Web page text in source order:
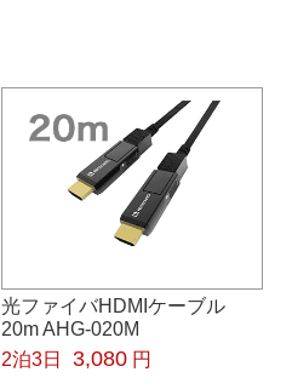
光ファイバHDMIケーブル
20m AHG-020M
2泊3日
3,080 円